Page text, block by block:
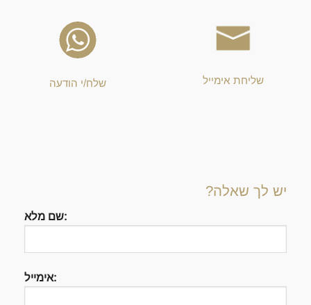
שליחת אימייל שלח/י הודעה
יש לך שאלה?
שם מלא:
אימייל: